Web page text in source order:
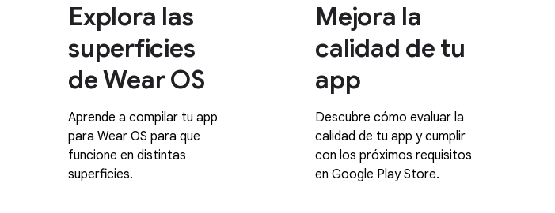
Explora las
superficies
de Wear OS
Aprende a compilar tu app
para Wear OS para que
funcione en distintas
superficies.
Mejora la
calidad de tu
app
Descubre cómo evaluar la
calidad de tu app y cumplir
con los próximos requisitos
en Google Play Store.